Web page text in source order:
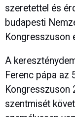
szeretettel és
budapesti
Kongresszuson
A
Ferenc pápa az
Kongresszuson
szentmisét